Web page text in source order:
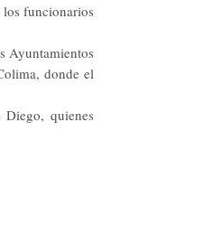
funcionarios
Ayuntamientos
donde el
quienes